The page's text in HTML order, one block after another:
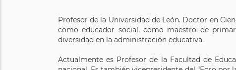
Profesor de la Universidad de León. Doctor en
como educador social, como maestro de
diversidad en la administración educativa.
Actualmente es Profesor de la Facultad de